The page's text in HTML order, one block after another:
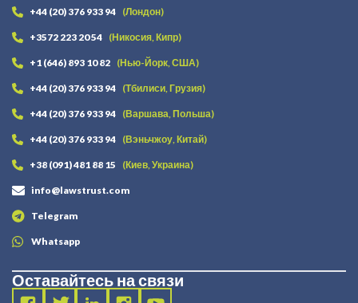
+44 (20) 376 933 94 (Лондон)
+3572 223 20 54 (Никосия, Кипр)
+1 (646) 893 10 82 (Нью-Йорк, США)
+44 (20) 376 933 94 (Тбилиси, Грузия)
+44 (20) 376 933 94 (Варшава, Польша)
+44 (20) 376 933 94 (Вэньчжоу, Китай)
+38 (091) 481 88 15 (Киев, Украина)
info@lawstrust.com
Telegram
Whatsapp
Оставайтесь на связи